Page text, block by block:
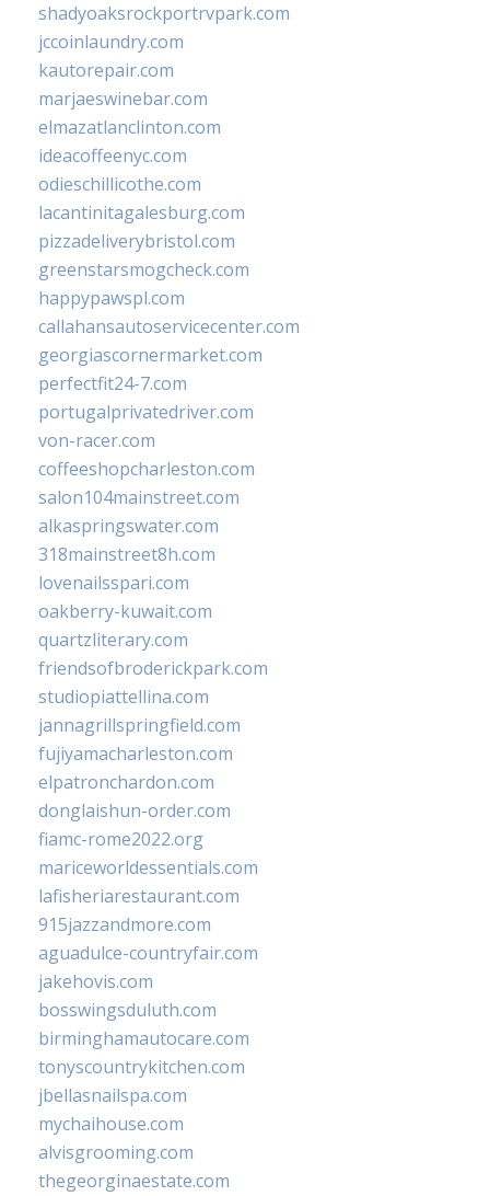
shadyoaksrockportrvpark.com
jccoinlaundry.com
kautorepair.com
marjaeswinebar.com
elmazatlanclinton.com
ideacoffeenyc.com
odieschillicothe.com
lacantinitagalesburg.com
pizzadeliverybristol.com
greenstarsmogcheck.com
happypawspl.com
callahansautoservicecenter.com
georgiascornermarket.com
perfectfit24-7.com
portugalprivatedriver.com
von-racer.com
coffeeshopcharleston.com
salon104mainstreet.com
alkaspringswater.com
318mainstreet8h.com
lovenailsspari.com
oakberry-kuwait.com
quartzliterary.com
friendsofbroderickpark.com
studiopiattellina.com
jannagrillspringfield.com
fujiyamacharleston.com
elpatronchardon.com
donglaishun-order.com
fiamc-rome2022.org
mariceworldessentials.com
lafisheriarestaurant.com
915jazzandmore.com
aguadulce-countryfair.com
jakehovis.com
bosswingsduluth.com
birminghamautocare.com
tonyscountrykitchen.com
jbellasnailspa.com
mychaihouse.com
alvisgrooming.com
thegeorginaestate.com